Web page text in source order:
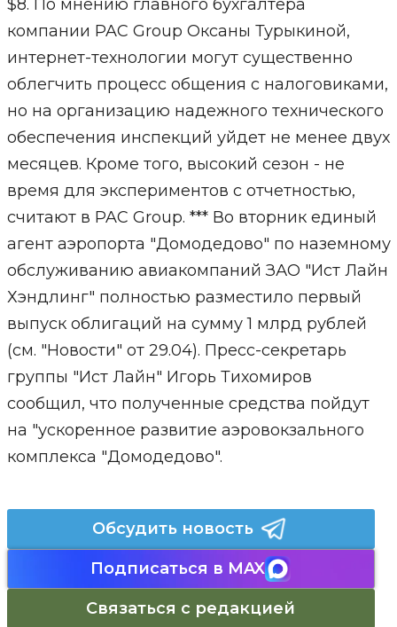
$8. По мнению главного бухгалтера
компании PAC Group Оксаны Турыкиной,
интернет-технологии могут существенно
облегчить процесс общения с налоговиками,
но на организацию надежного технического
обеспечения инспекций уйдет не менее двух
месяцев. Кроме того, высокий сезон - не
время для экспериментов с отчетностью,
считают в PAC Group. *** Во вторник единый
агент аэропорта "Домодедово" по наземному
обслуживанию авиакомпаний ЗАО "Ист Лайн
Хэндлинг" полностью разместило первый
выпуск облигаций на сумму 1 млрд рублей
(см. "Новости" от 29.04). Пресс-секретарь
группы "Ист Лайн" Игорь Тихомиров
сообщил, что полученные средства пойдут
на "ускоренное развитие аэровокзального
комплекса "Домодедово".
Обсудить новость
Подписаться в MAX
Связаться с редакцией